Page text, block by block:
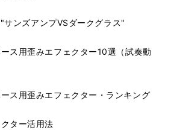
"サンズアンプVSダークグラス"
ス用歪みエフェクター10選（試奏動
ス用歪みエフェクター・ランキング
ター活用法